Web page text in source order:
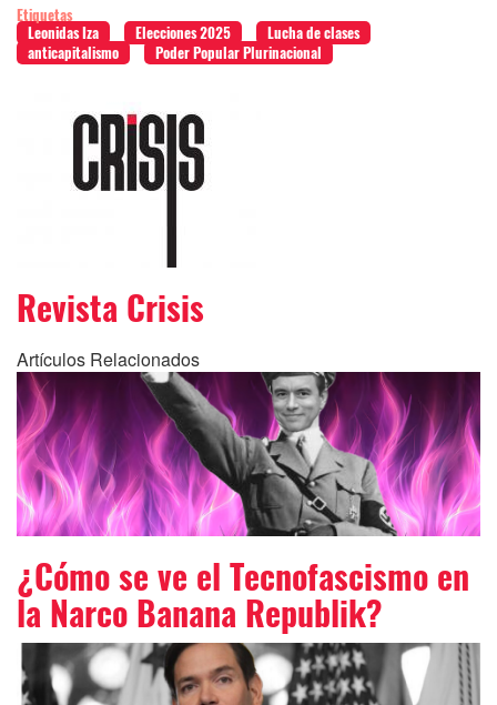
Etiquetas
Leonidas Iza
Elecciones 2025
Lucha de clases
anticapitalismo
Poder Popular Plurinacional
Revista Crisis
Artículos Relacionados
¿Cómo se ve el Tecnofascismo en
la Narco Banana Republik?